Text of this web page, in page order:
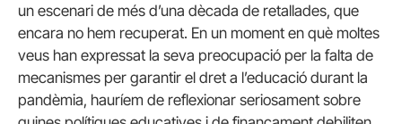
un escenari de més d’una dècada de retallades, que
encara no hem recuperat. En un moment en què moltes
veus han expressat la seva preocupació per la falta de
mecanismes per garantir el dret a l’educació durant la
pandèmia, hauríem de reflexionar seriosament sobre